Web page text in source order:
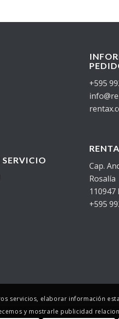
+595
Cap.
Rosalía
110947
+595
servicios, elaborar información
y mostrarle publicidad